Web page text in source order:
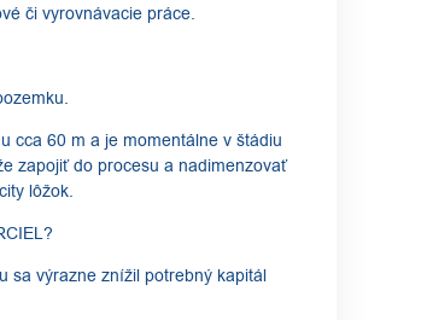
či vyrovnávacie práce.
cca 60 m a je momentálne v štádiu
zapojiť do procesu a nadimenzovať
lôžok.
sa výrazne znížil potrebný kapitál